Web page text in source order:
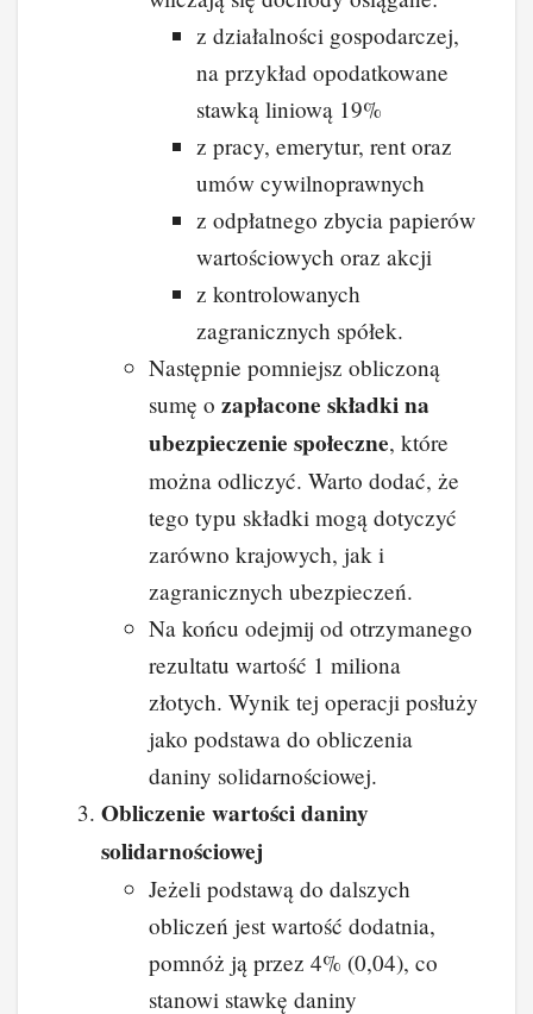
z działalności gospodarczej,
na przykład opodatkowane
stawką liniową 19%
z pracy, emerytur, rent oraz
umów cywilnoprawnych
z odpłatnego zbycia papierów
wartościowych oraz akcji
z kontrolowanych
zagranicznych spółek.
Następnie pomniejsz obliczoną
sumę o zapłacone składki na
ubezpieczenie społeczne, które
można odliczyć. Warto dodać, że
tego typu składki mogą dotyczyć
zarówno krajowych, jak i
zagranicznych ubezpieczeń.
Na końcu odejmij od otrzymanego
rezultatu wartość 1 miliona
złotych. Wynik tej operacji posłuży
jako podstawa do obliczenia
daniny solidarnościowej.
Obliczenie wartości daniny
solidarnościowej
Jeżeli podstawą do dalszych
obliczeń jest wartość dodatnia,
pomnóż ją przez 4% (0,04), co
stanowi stawkę daniny